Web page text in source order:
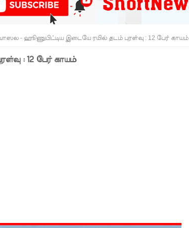
சமர்ப்பித்த பொலிஸார்!
- ஹூணுபிட்டிய இடையே ரயில் தடம் புரள்வு : 12 பேர் காயம்
: 12 பேர் காயம்